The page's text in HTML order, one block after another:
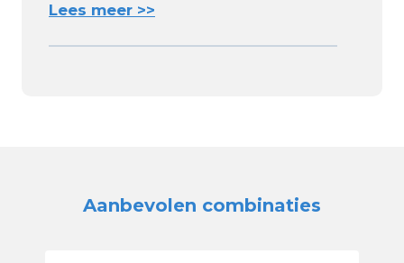
Lees meer >>
Aanbevolen combinaties